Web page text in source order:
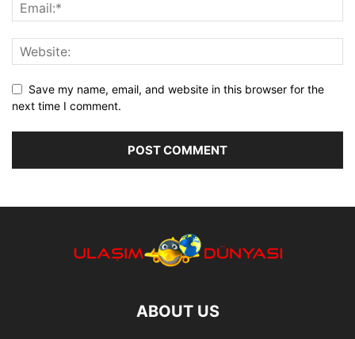
Save my name, email, and website in this browser for the
next time I comment.
ABOUT US